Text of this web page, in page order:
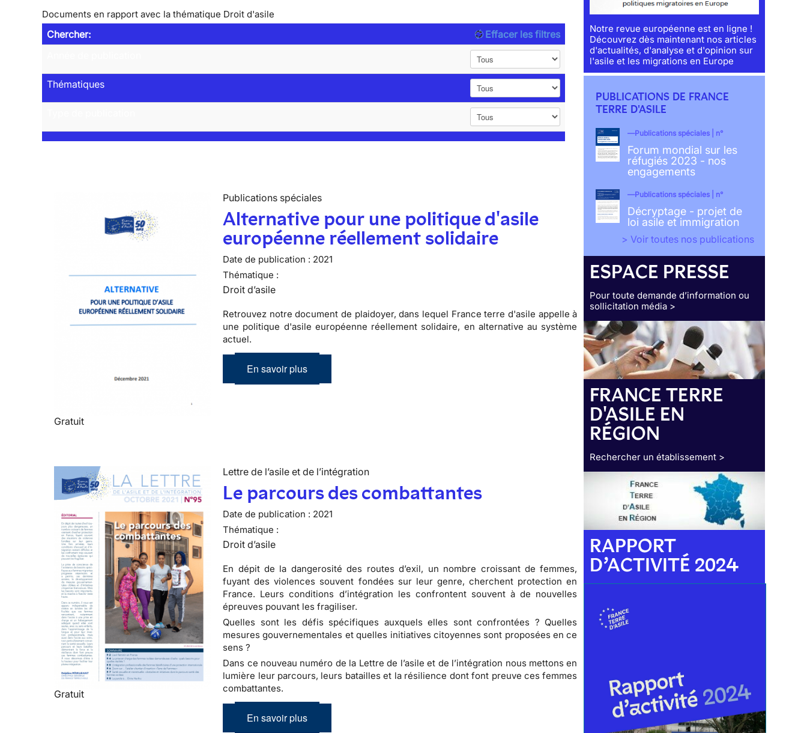
Documents en rapport avec la thématique Droit d'asile
Chercher:
Effacer les filtres
Thématiques
Gratuit
Publications spéciales
Alternative pour une politique d'asile
européenne réellement solidaire
Date de publication : 2021
Thématique :
Droit d’asile
Retrouvez notre document de plaidoyer, dans lequel France terre d'asile appelle à
une politique d'asile européenne réellement solidaire, en alternative au système
actuel.
En savoir plus
Gratuit
Lettre de l’asile et de l’intégration
Le parcours des combattantes
Date de publication : 2021
Thématique :
Droit d’asile
En dépit de la dangerosité des routes d’exil, un nombre croissant de femmes,
fuyant des violences souvent fondées sur leur genre, cherchent protection en
France. Leurs conditions d’intégration les confrontent souvent à de nouvelles
épreuves pouvant les fragiliser.
Quelles sont les défis spécifiques auxquels elles sont confrontées ? Quelles
mesures gouvernementales et quelles initiatives citoyennes sont proposées en ce
sens ?
Dans ce nouveau numéro de la Lettre de l’asile et de l’intégration nous mettons en
lumière leur parcours, leurs batailles et la résilience dont font preuve ces femmes
combattantes.
En savoir plus
Notre revue européenne est en ligne !
Découvrez dès maintenant nos articles
d'actualités, d'analyse et d'opinion sur
l'asile et les migrations en Europe
PUBLICATIONS DE FRANCE
TERRE D'ASILE
Publications spéciales | n°
Forum mondial sur les
réfugiés 2023 - nos
engagements
Publications spéciales | n°
Décryptage - projet de
loi asile et immigration
> Voir toutes nos publications
ESPACE PRESSE
Pour toute demande d’information ou
sollicitation média >
FRANCE TERRE
D'ASILE EN
RÉGION
Rechercher un établissement >
RAPPORT
D’ACTIVITÉ 2024